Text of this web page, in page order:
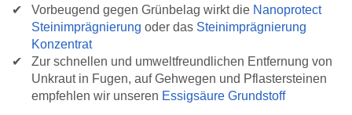
Vorbeugend gegen Grünbelag wirkt die Nanoprotect
Steinimprägnierung oder das Steinimprägnierung
Konzentrat
Zur schnellen und umweltfreundlichen Entfernung von
Unkraut in Fugen, auf Gehwegen und Pflastersteinen
empfehlen wir unseren Essigsäure Grundstoff